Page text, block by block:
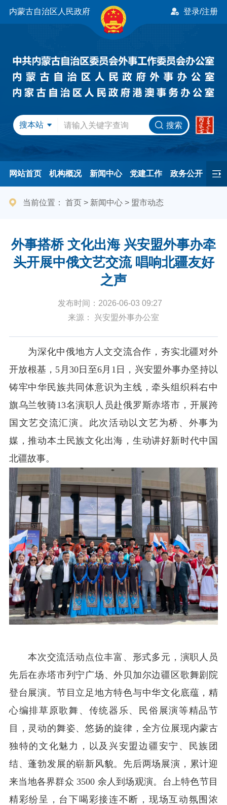
内蒙古自治区人民政府 登录/注册
搜本站 搜索
网站首页 机构概况 新闻中心 党建工作 政务公开
办事服务 民间友好 港澳事务 互动交流
当前位置： 首页> 新闻中心> 盟市动态
外事搭桥 文化出海 兴安盟外事办牵
头开展中俄文艺交流 唱响北疆友好
之声
发布时间：2026-06-03 09:27
来源： 兴安盟外事办公室
为深化中俄地方人文交流合作，夯实北疆对外
开放根基，5月30日至6月1日，兴安盟外事办坚持以
铸牢中华民族共同体意识为主线，牵头组织科右中
旗乌兰牧骑13名演职人员赴俄罗斯赤塔市，开展跨
国文艺交流汇演。此次活动以文艺为桥、外事为
媒，推动本土民族文化出海，生动讲好新时代中国
北疆故事。
本次交流活动点位丰富、形式多元，演职人员
先后在赤塔市列宁广场、外贝加尔边疆区歌舞剧院
登台展演。节目立足地方特色与中华文化底蕴，精
心编排草原歌舞、传统器乐、民俗展演等精品节
目，灵动的舞姿、悠扬的旋律，全方位展现内蒙古
独特的文化魅力，以及兴安盟边疆安宁、民族团
结、蓬勃发展的崭新风貌。先后两场展演，累计迎
来当地各界群众 3500 余人到场观演。台上特色节目
精彩纷呈，台下喝彩接连不断，现场互动氛围浓